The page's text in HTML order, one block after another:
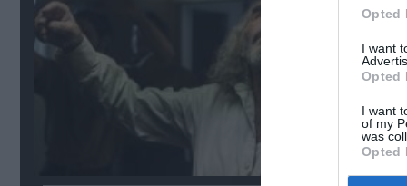
Opted
I want
Opted
I want
of my
was
Opted